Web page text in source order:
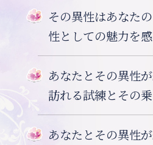
その異性はあなた
性としての魅力を
あなたとその異性
訪れる試練とその
あなたとその異性